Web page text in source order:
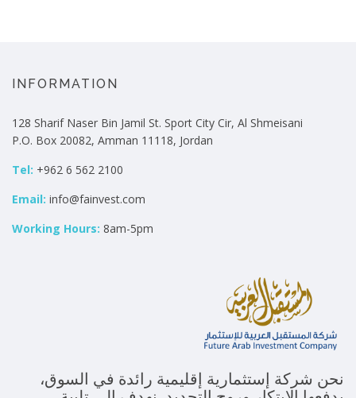
INFORMATION
128 Sharif Naser Bin Jamil St. Sport City Cir, Al Shmeisani
P.O. Box 20082, Amman 11118, Jordan
Tel: +962 6 562 2100
Email: info@fainvest.com
Working Hours: 8am-5pm
نحن شركة إستثمارية إقليمية رائدة في السوق،